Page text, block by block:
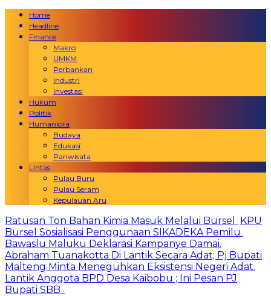
Home
Headline
Finance
Makro
UMKM
Perbankan
Industri
Investasi
Hukum
Politik
Humaniora
Budaya
Edukasi
Pariwisata
Lintas
Pulau Buru
Pulau Seram
Kepulauan Aru
Ratusan Ton Bahan Kimia Masuk Melalui Bursel
KPU
Bursel Sosialisasi Penggunaan SIKADEKA Pemilu
Bawaslu Maluku Deklarasi Kampanye Damai.
Abraham Tuanakotta Di Lantik Secara Adat; Pj Bupati
Malteng Minta Meneguhkan Eksistensi Negeri Adat.
Lantik Anggota BPD Desa Kaibobu ; Ini Pesan PJ
Bupati SBB